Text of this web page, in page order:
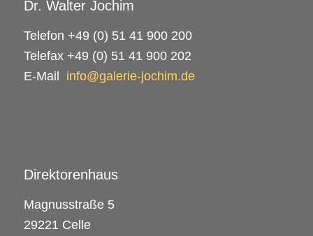
Dr. Walter Jochim
Telefon +49 (0) 51 41 900 200
Telefax +49 (0) 51 41 900 202
E-Mail info@galerie-jochim.de
Direktorenhaus
Magnusstraße 5
29221 Celle